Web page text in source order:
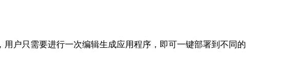
户只需要进行一次编辑生成应用程序，即可一键部署到不同的